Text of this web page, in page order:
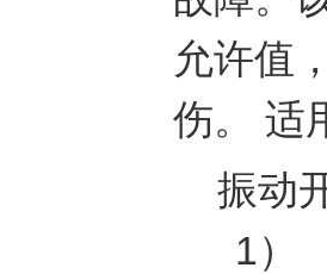
允许值
伤。
适
振动
1）